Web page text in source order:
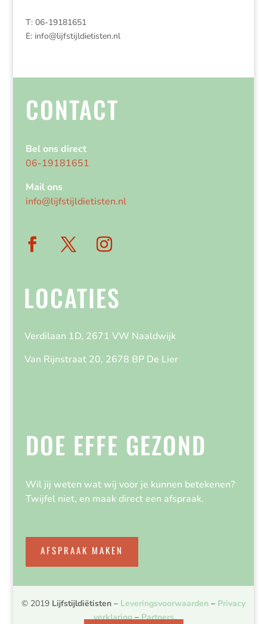
T: 06-19181651
E: info@lijfstijldietisten.nl
CONTACT
Bel ons direct
06-19181651
Mail ons
info@lijfstijldietisten.nl
LOCATIES
Verdilaan 1D, 2671 VW Naaldwijk
Van Rijnstraat 20, 2678 BP De Lier
DOE EFFE GEZOND
Wil jij weten wat wij voor je kunnen betekenen?
Twijfel niet, en maak direct een afspraak.
AFSPRAAK MAKEN
© 2019 Lijfstijldiëtisten – Leveringsvoorwaarden – Privacy
verklaring–Partners